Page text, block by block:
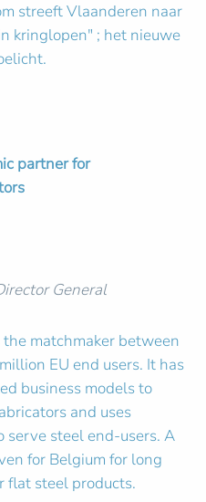
streeft Vlaanderen naar
kringlopen" ; het nieuwe
partner for
General
matchmaker between
EU end users. It has
business models to
and uses
serve steel end-users. A
for Belgium for long
flat steel products.